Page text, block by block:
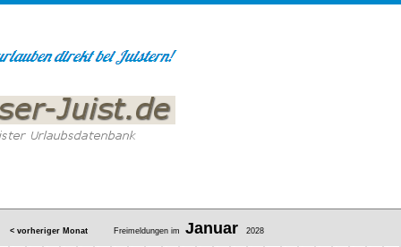
< vorheriger Monat Freimeldungen im Januar 2028